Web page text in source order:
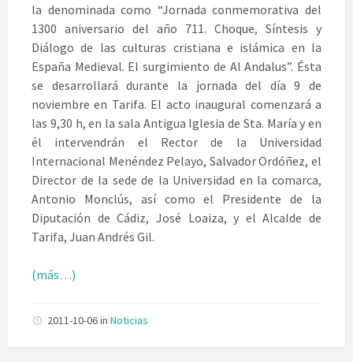
la denominada como “Jornada conmemorativa del
1300 aniversario del año 711. Choque, Síntesis y
Diálogo de las culturas cristiana e islámica en la
España Medieval. El surgimiento de Al Andalus”. Ésta
se desarrollará durante la jornada del día 9 de
noviembre en Tarifa. El acto inaugural comenzará a
las 9,30 h, en la sala Antigua Iglesia de Sta. María y en
él intervendrán el Rector de la Universidad
Internacional Menéndez Pelayo, Salvador Ordóñez, el
Director de la sede de la Universidad en la comarca,
Antonio Monclús, así como el Presidente de la
Diputación de Cádiz, José Loaiza, y el Alcalde de
Tarifa, Juan Andrés Gil.
(más…)
2011-10-06in Noticias